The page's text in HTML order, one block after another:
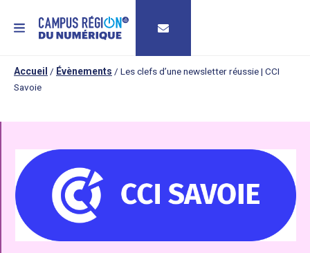
MENU
Accueil / Évènements / Les clefs d’une newsletter réussie | CCI
Savoie